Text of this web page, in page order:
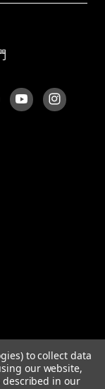
to collect data
our website,
in our